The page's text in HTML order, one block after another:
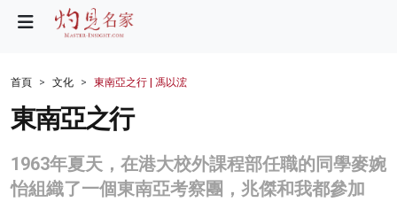
財經
生活
商業
首頁 文化 東南亞之行 | 馮以浤
東南亞之行
1963年夏天，在港大校外課程部任職的同學麥婉
怡組織了一個東南亞考察團，兆傑和我都參加